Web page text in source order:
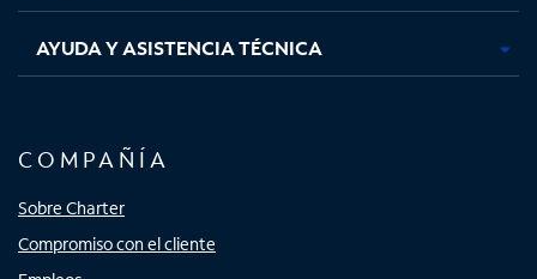
AYUDA Y ASISTENCIA TÉCNICA
COMPAÑÍA
Sobre Charter
Compromiso con el cliente